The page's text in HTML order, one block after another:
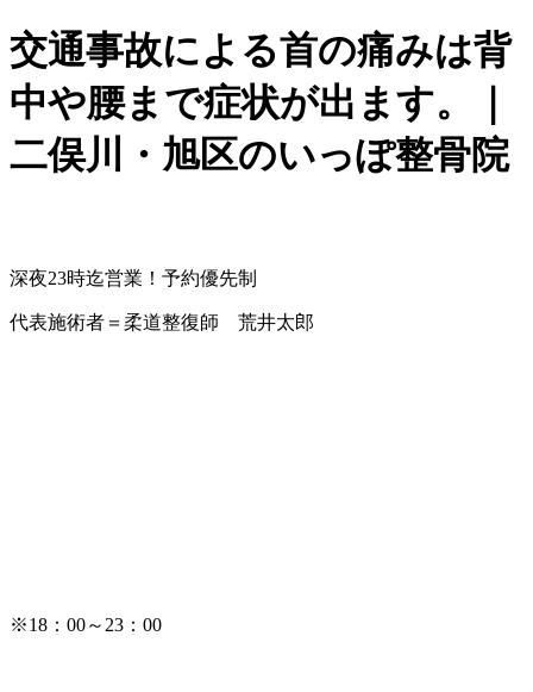
交通事故による首の痛みは背
中や腰まで症状が出ます。｜
二俣川・旭区のいっぽ整骨院
深夜23時迄営業！予約優先制
代表施術者＝柔道整復師 荒井太郎
※18：00～23：00